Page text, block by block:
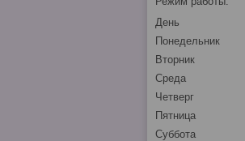
День
Понедельник
Вторник
Среда
Четверг
Пятница
Суббота